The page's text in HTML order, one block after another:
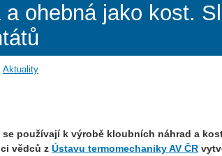
a ohebná jako kost.
Aktuality
používají k výrobě kloubních náhrad a
vědců z Ústavu termomechaniky AV ČR